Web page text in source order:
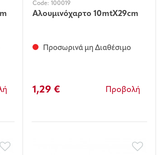
Code: 100019
Αλουμινόχαρτο 10mtX29cm
Προσωρινά μη Διαθέσιμο
1,29 € Προβολή